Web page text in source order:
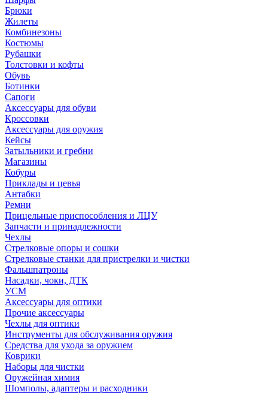
Брюки
Жилеты
Комбинезоны
Костюмы
Рубашки
Толстовки и кофты
Обувь
Ботинки
Сапоги
Аксессуары для обуви
Кроссовки
Аксессуары для оружия
Кейсы
Затыльники и гребни
Магазины
Кобуры
Приклады и цевья
Антабки
Ремни
Прицельные приспособления и ЛЦУ
Запчасти и принадлежности
Чехлы
Стрелковые опоры и сошки
Стрелковые станки для пристрелки и чистки
Фальшпатроны
Насадки, чоки, ДТК
УСМ
Аксессуары для оптики
Прочие аксессуары
Чехлы для оптики
Инструменты для обслуживания оружия
Средства для ухода за оружием
Коврики
Наборы для чистки
Оружейная химия
Шомполы, адаптеры и расходники